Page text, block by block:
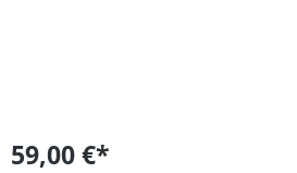
59,00 €*